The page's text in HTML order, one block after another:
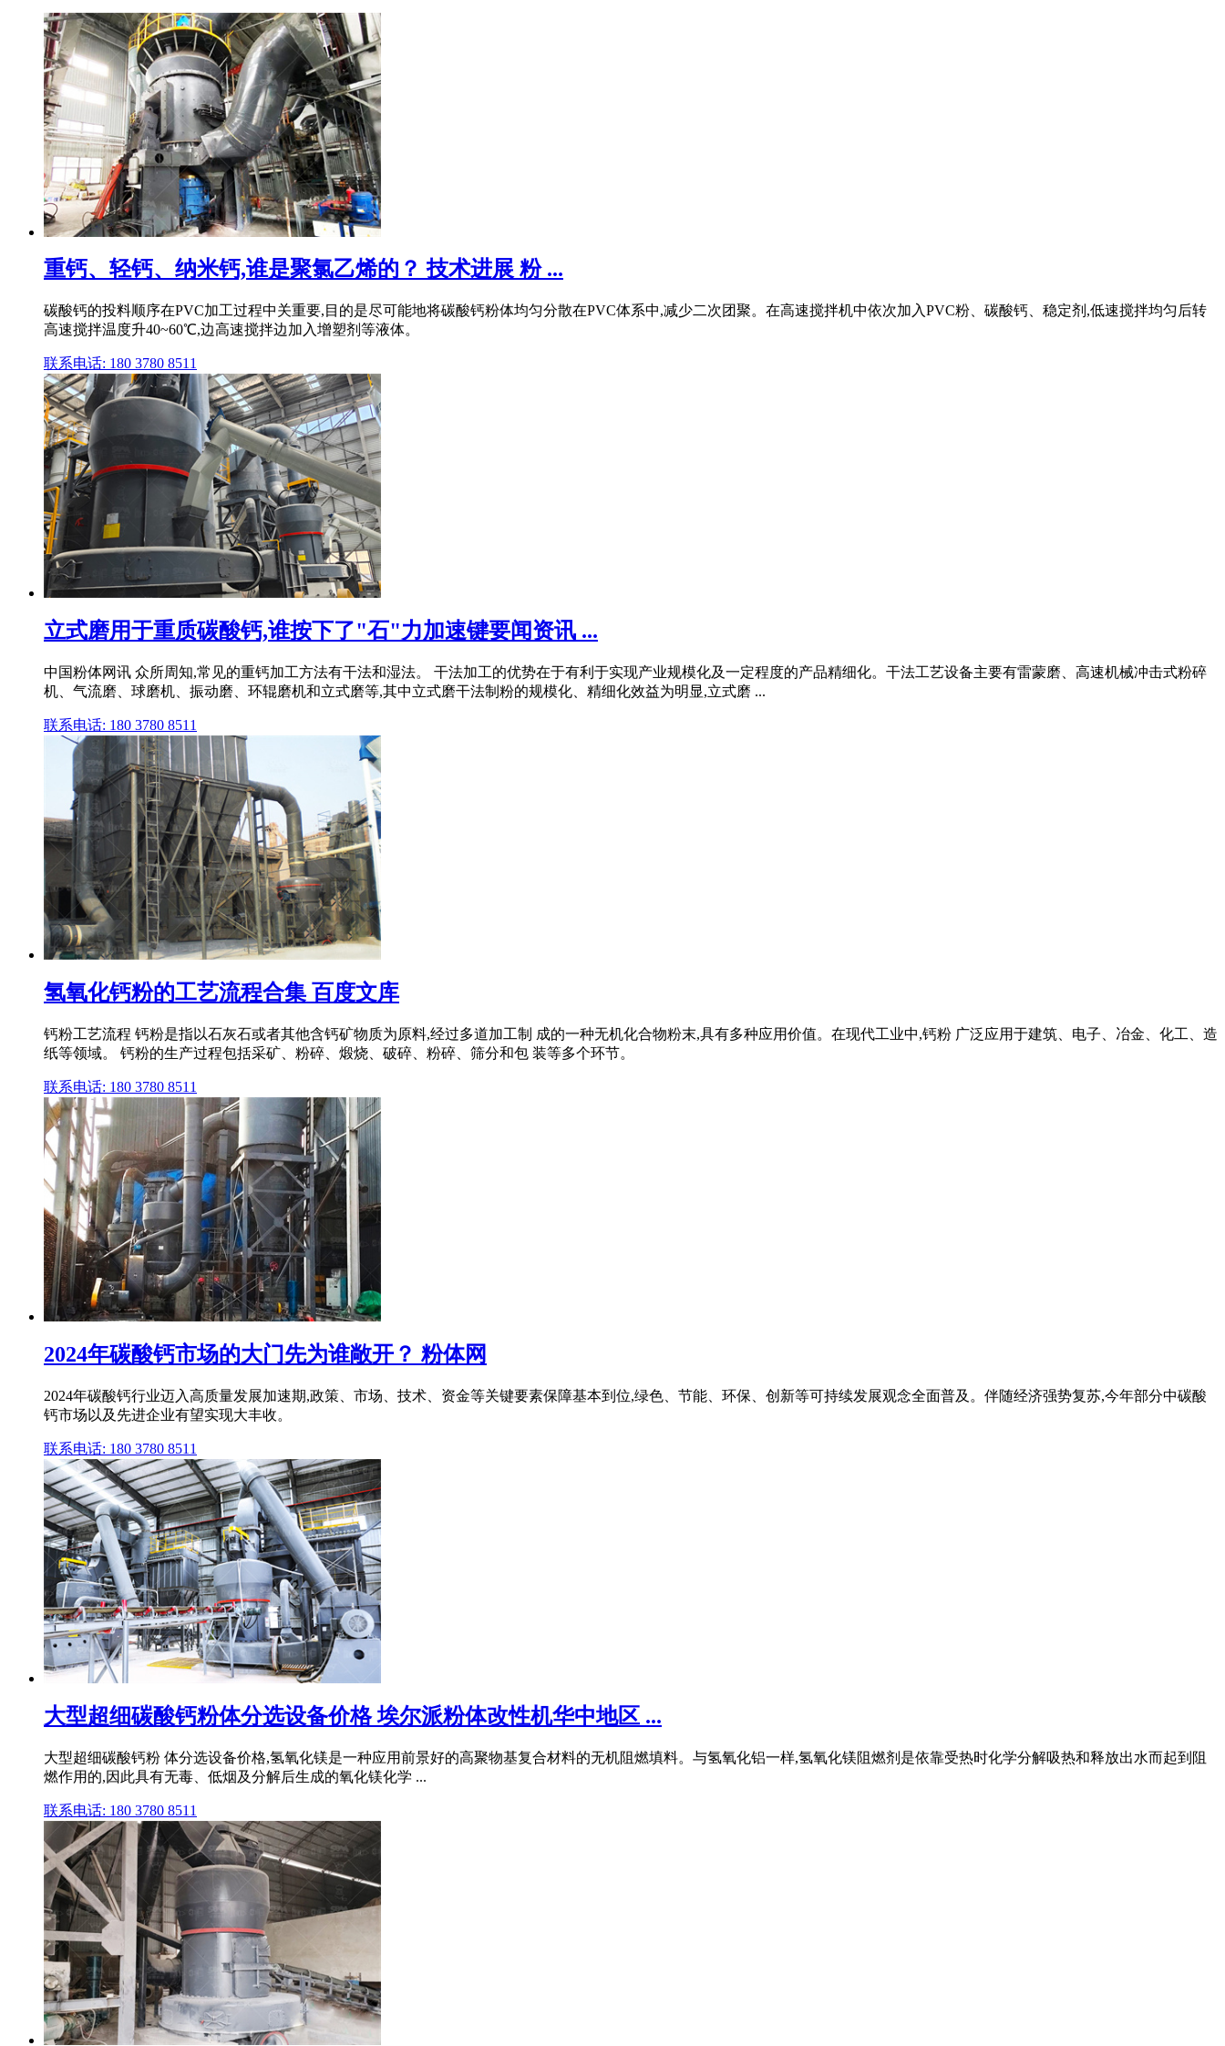
重钙、轻钙、纳米钙,谁是聚氯乙烯的？ 技术进展 粉 ...
碳酸钙的投料顺序在PVC加工过程中关重要,目的是尽可能地将碳酸钙粉体均匀分散在PVC体系中,减少二次团聚。在高速搅拌机中依次加入PVC粉、碳酸钙、稳定剂,低速搅拌均匀后转
高速搅拌温度升40~60℃,边高速搅拌边加入增塑剂等液体。
联系电话: 180 3780 8511
立式磨用于重质碳酸钙,谁按下了"石"力加速键要闻资讯 ...
中国粉体网讯 众所周知,常见的重钙加工方法有干法和湿法。 干法加工的优势在于有利于实现产业规模化及一定程度的产品精细化。干法工艺设备主要有雷蒙磨、高速机械冲击式粉碎
机、气流磨、球磨机、振动磨、环辊磨机和立式磨等,其中立式磨干法制粉的规模化、精细化效益为明显,立式磨 ...
联系电话: 180 3780 8511
氢氧化钙粉的工艺流程合集 百度文库
钙粉工艺流程 钙粉是指以石灰石或者其他含钙矿物质为原料,经过多道加工制 成的一种无机化合物粉末,具有多种应用价值。在现代工业中,钙粉 广泛应用于建筑、电子、冶金、化工、造
纸等领域。 钙粉的生产过程包括采矿、粉碎、煅烧、破碎、粉碎、筛分和包 装等多个环节。
联系电话: 180 3780 8511
2024年碳酸钙市场的大门先为谁敞开？ 粉体网
2024年碳酸钙行业迈入高质量发展加速期,政策、市场、技术、资金等关键要素保障基本到位,绿色、节能、环保、创新等可持续发展观念全面普及。伴随经济强势复苏,今年部分中碳酸
钙市场以及先进企业有望实现大丰收。
联系电话: 180 3780 8511
大型超细碳酸钙粉体分选设备价格 埃尔派粉体改性机华中地区 ...
大型超细碳酸钙粉 体分选设备价格,氢氧化镁是一种应用前景好的高聚物基复合材料的无机阻燃填料。与氢氧化铝一样,氢氧化镁阻燃剂是依靠受热时化学分解吸热和释放出水而起到阻
燃作用的,因此具有无毒、低烟及分解后生成的氧化镁化学 ...
联系电话: 180 3780 8511